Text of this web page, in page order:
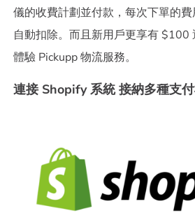
儀的收費計劃並付款，每次下單的
自動扣除。而且新用戶更享有 $100
體驗 Pickupp 物流服務。
連接 Shopify 系統 接納多種支